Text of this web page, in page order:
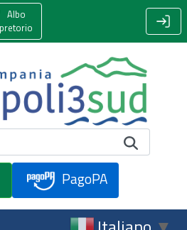
Albo
pretorio
PagoPA